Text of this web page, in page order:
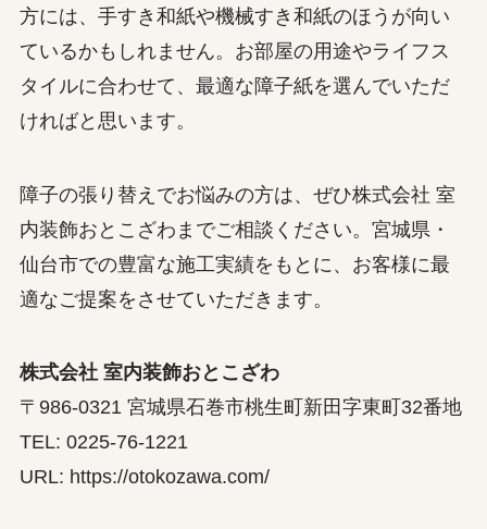
方には、手すき和紙や機械すき和紙のほうが向い
ているかもしれません。お部屋の用途やライフス
タイルに合わせて、最適な障子紙を選んでいただ
ければと思います。
障子の張り替えでお悩みの方は、ぜひ株式会社 室
内装飾おとこざわまでご相談ください。宮城県・
仙台市での豊富な施工実績をもとに、お客様に最
適なご提案をさせていただきます。
株式会社 室内装飾おとこざわ
〒986-0321 宮城県石巻市桃生町新田字東町32番地
TEL: 0225-76-1221
URL: https://otokozawa.com/